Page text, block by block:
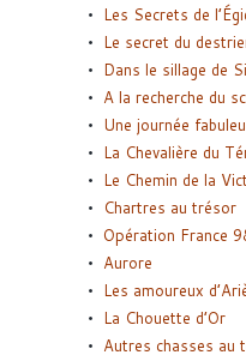
Les Secrets de
Le secret du
Dans le sillage de
A la recherche du
Une journée
La Chevalière du
Le Chemin de la
Chartres au trésor
Opération France
Aurore
Les amoureux
La Chouette d’Or
Autres chasses au